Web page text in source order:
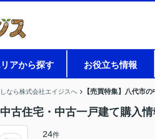
アから探す お役立ち情報
なら株式会社エイジスへ 【売買特集】八代市
古住宅・中古一戸建て購入情
24件